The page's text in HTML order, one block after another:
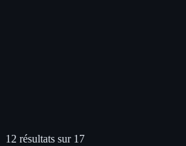
12 résultats sur 17